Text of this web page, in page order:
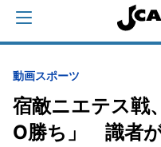
動画スポーツ
宿敵ニエテス戦
O勝ち」 識者